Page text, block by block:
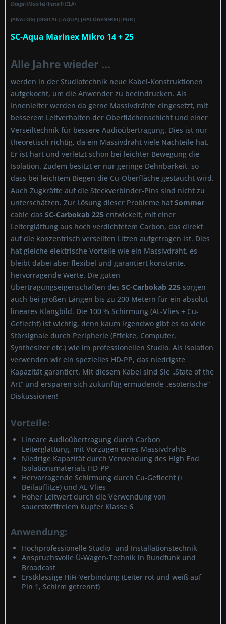
(Stage) (Mobile) (Install) (ELA)
[ANALOG] [DIGITAL] [AQUA] [HALOGENFREI] [PUR]
SC-Aqua Marinex Mikro 14 + 25
Alle Jahre wieder ...
werden in der Studiotechnik neue Kabel-Konstruktionen
aufgekocht, um die Anwender zu beeindrucken. Als
Innenleiter werden da gerne Massivdrähte eingesetzt, mit
besserem Leitverhalten der Oberflächenschicht und einer
Verseiltechnik für bessere Audioübertragung. Dies ist nur
theoretisch richtig, da ein Massivdraht viele Nachteile hat.
Er ist hart und verletzt schon bei leichter Bewegung die
Isolation. Zudem besitzt er nur geringe Dehnbarkeit, so
dass bei leichtem Biegen die Cu-Oberfläche gestaucht wird.
Auch Zugkräfte auf die Steckverbinder-Pins sind nicht zu
unterschätzen. Zur Lösung dieser Probleme hat Sommer
cable das SC-Carbokab 225 entwickelt, mit einer
Leiterglättung aus hoch verdichtetem Carbon, das direkt
auf die konzentrisch verseilten Litzen aufgetragen ist. Dies
hat gleiche elektrische Vorteile wie ein Massivdraht, es
bleibt dabei aber flexibel und garantiert konstante,
hervorragende Werte. Die guten
Übertragungseigenschaften des SC-Carbokab 225 sorgen
auch bei großen Längen bis zu 200 Metern für ein absolut
lineares Klangbild. Die 100 % Schirmung (AL-Vlies + Cu-
Geflecht) ist wichtig, denn kaum irgendwo gibt es so viele
Störsignale durch Peripherie (Effekte, Computer,
Synthesizer etc.) wie im professionellen Studio. Als Isolation
verwenden wir ein spezielles HD-PP, das niedrigste
Kapazität garantiert. Mit diesem Kabel sind Sie „State of the
Art“ und ersparen sich zukünftig ermüdende „esoterische“
Diskussionen!
Vorteile:
Lineare Audioübertragung durch Carbon
Leiterglättung, mit Vorzügen eines Massivdrahts
Niedrige Kapazität durch Verwendung des High End
Isolationsmaterials HD-PP
Hervorragende Schirmung durch Cu-Geflecht (+
Beilauflitze) und AL-Vlies
Hoher Leitwert durch die Verwendung von
sauerstofffreiem Kupfer Klasse 6
Anwendung:
Hochprofessionelle Studio- und Installationstechnik
Anspruchsvolle Ü-Wagen-Technik in Rundfunk und
Broadcast
Erstklassige HiFi-Verbindung (Leiter rot und weiß auf
Pin 1, Schirm getrennt)